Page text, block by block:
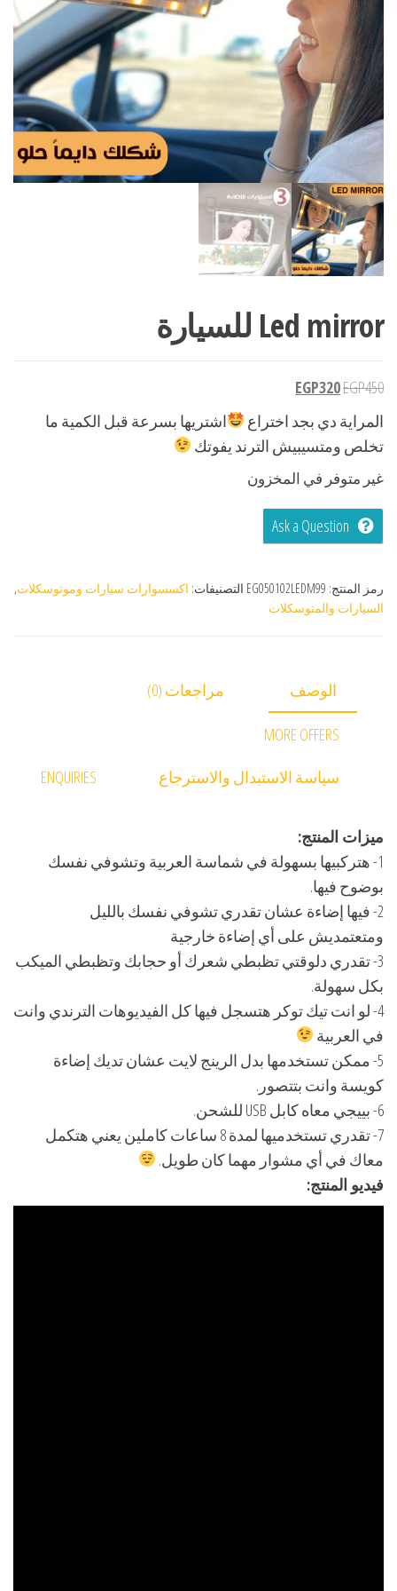
Led mirror للسيارة
EGP450
EGP320
المراية دي بجد اختراع
اشتريها بسرعة قبل الكمية ما
تخلص ومتسيبيش الترند يفوتك
غير متوفر في المخزون
Ask a Question
رمز المنتج: EG050102LEDM99 التصنيفات: اكسسوارات سيارات وموتوسكلات,
السيارات والمتوسكلات
الوصف مراجعات (0)
MORE OFFERS
سياسة الاستبدال والاسترجاع
ENQUIRIES
ميزات المنتج:
1- هتركبيها بسهولة في شماسة العربية وتشوفي نفسك
بوضوح فيها.
2- فيها إضاءة عشان تقدري تشوفي نفسك بالليل
ومتعتمديش على أي إضاءة خارجية
3- تقدري دلوقتي تظبطي شعرك أو حجابك وتظبطي الميكب
بكل سهولة.
4- لو انت تيك توكر هتسجل فيها كل الفيديوهات الترندي وانت
في العربية
5- ممكن تستخدمها بدل الرينج لايت عشان تديك إضاءة
كويسة وانت بتتصور.
6- بييجي معاه كابل USB للشحن.
7- تقدري تستخدميها لمدة 8 ساعات كاملين يعني هتكمل
معاك في أي مشوار مهما كان طويل.
فيديو المنتج: